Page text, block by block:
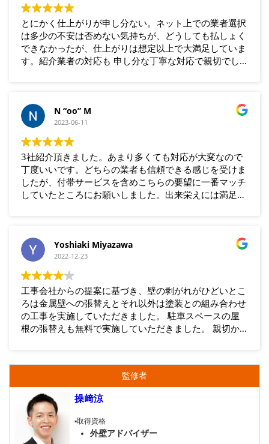
とにかく仕上がりが申し分ない。ネット上での業者選択
は多少の不安は否めない気持ちが、どうしても払しょく
できなかったが、仕上がりは想定以上で大満足していま
す。紹介業者の対応も 申し分な丁寧な対応で親切でし
N “oo” M
2023-06-11
3社紹介頂きました。あまり多くても対応が大変なので
丁度いいです。どちらの業者も信頼できる感じを受けま
したが、付帯サービスを含めこちらの要望に一番マッチ
していたところにお願いしました。出来栄えには満足し
Yoshiaki Miyazawa
2022-12-23
工事会社からの提案に基づき、壁の剥がれがひどいとこ
ろは金属壁への張替えとそれ以外は塗装との組み合わせ
の工事を実施していただきました。 駐車スペースの屋
根の張替えも無料で実施していただきました。 親切か
監修者
操﨑涼
▪️取得資格
外壁アドバイザー